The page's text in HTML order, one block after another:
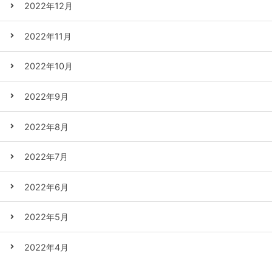
2022年12月
2022年11月
2022年10月
2022年9月
2022年8月
2022年7月
2022年6月
2022年5月
2022年4月